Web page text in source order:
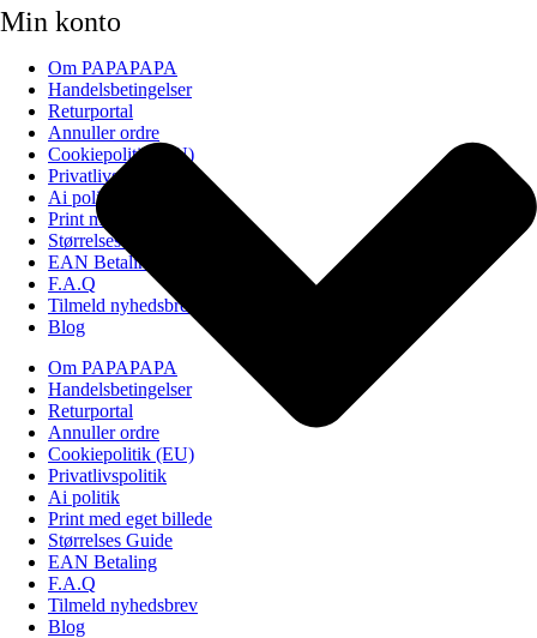
Min konto
Om PAPAPAPA
Handelsbetingelser
Returportal
Annuller ordre
Cookiepolitik (EU)
Privatlivspolitik
Ai politik
Print med eget billede
Størrelses Guide
EAN Betaling
F.A.Q
Tilmeld nyhedsbrev
Blog
Om PAPAPAPA
Handelsbetingelser
Returportal
Annuller ordre
Cookiepolitik (EU)
Privatlivspolitik
Ai politik
Print med eget billede
Størrelses Guide
EAN Betaling
F.A.Q
Tilmeld nyhedsbrev
Blog